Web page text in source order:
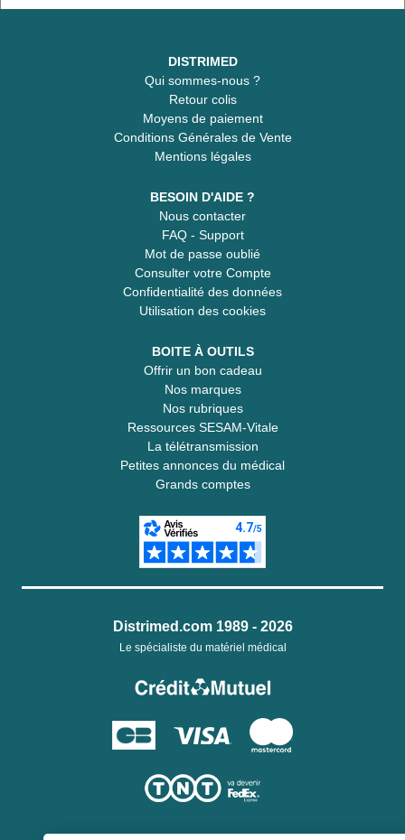
DISTRIMED
Qui sommes-nous ?
Retour colis
Moyens de paiement
Conditions Générales de Vente
Mentions légales
BESOIN D'AIDE ?
Nous contacter
FAQ - Support
Mot de passe oublié
Consulter votre Compte
Confidentialité des données
Utilisation des cookies
BOITE À OUTILS
Offrir un bon cadeau
Nos marques
Nos rubriques
Ressources SESAM-Vitale
La télétransmission
Petites annonces du médical
Grands comptes
Distrimed.com 1989 - 2026
Le spécialiste du matériel médical